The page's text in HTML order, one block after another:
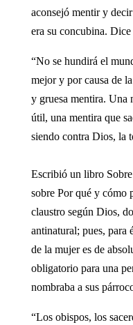
aconsejó mentir y
era su concubina. Dice
“No se hundirá el
mejor y por causa de
y gruesa mentira. Una
útil, una mentira que
siendo contra Dios, la
Escribió un libro
sobre Por qué y cómo
claustro según Dios,
antinatural; pues, para
de la mujer es de
obligatorio para una
nombraba a sus
“Los obispos, los